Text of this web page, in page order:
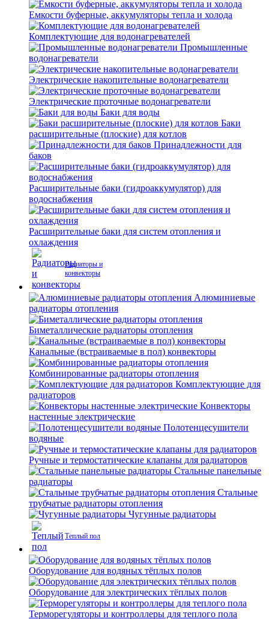
Емкости буферные, аккумуляторы тепла и холода
Комплектующие для водонагревателей
Промышленные
водонагреватели
Электрические накопительные водонагреватели
Электрические проточные водонагреватели
Баки для воды
Баки
расширительные (плоские) для котлов
Принадлежности для
баков
Расширительные баки (гидроаккумулятор) для
водоснабжения
Расширительные баки для систем отопления и
охлаждения
Радиаторы и
конвекторы
Алюминиевые
радиаторы отопления
Биметаллические радиаторы отопления
Канальные (встраиваемые в пол) конвекторы
Комбинированные радиаторы отопления
Комплектующие для
радиаторов
Конвекторы
настенные электрические
Полотенцесушители
водяные
Ручные и термостатические клапаны для радиаторов
Стальные панельные
радиаторы
Стальные
трубчатые радиаторы отопления
Чугунные радиаторы
Теплый пол
Оборудование для водяных тёплых полов
Оборудование для электрических тёплых полов
Терморегуляторы и контроллеры для теплого пола